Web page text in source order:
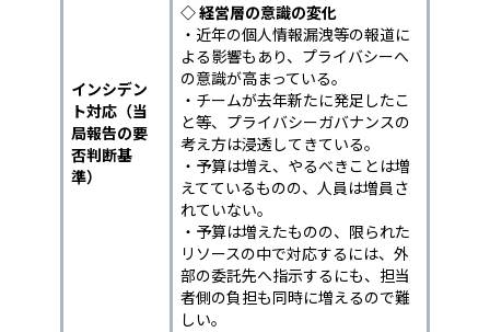
インシデン
ト対応（当
局報告の要
否判断基
準）
◇ 経営層の意識の変化
・近年の個人情報漏洩等の報道に
よる影響もあり、プライバシーへ
の意識が高まっている。
・チームが去年新たに発足したこ
と等、プライバシーガバナンスの
考え方は浸透してきている。
・予算は増え、やるべきことは増
えてているものの、人員は増員さ
れていない。
・予算は増えたものの、限られた
リソースの中で対応するには、外
部の委託先へ指示するにも、担当
者側の負担も同時に増えるので難
しい。